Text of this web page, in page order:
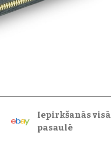
Iepirkšanās visā
pasaulē